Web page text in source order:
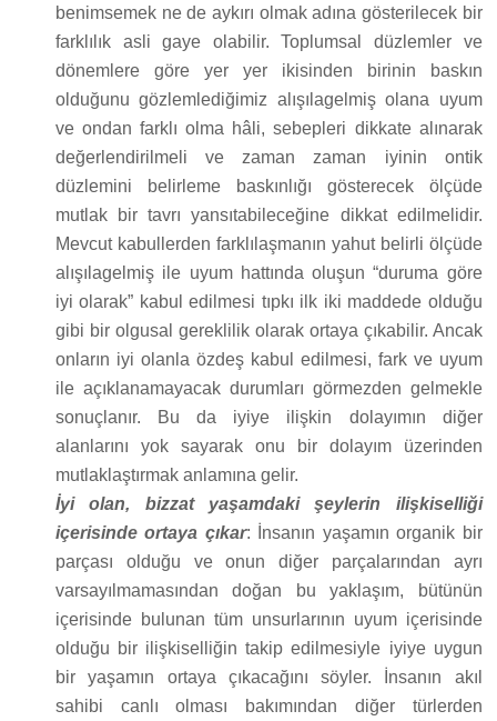
benimsemek ne de aykırı olmak adına gösterilecek bir
farklılık asli gaye olabilir. Toplumsal düzlemler ve
dönemlere göre yer yer ikisinden birinin baskın
olduğunu gözlemlediğimiz alışılagelmiş olana uyum
ve ondan farklı olma hâli, sebepleri dikkate alınarak
değerlendirilmeli ve zaman zaman iyinin ontik
düzlemini belirleme baskınlığı gösterecek ölçüde
mutlak bir tavrı yansıtabileceğine dikkat edilmelidir.
Mevcut kabullerden farklılaşmanın yahut belirli ölçüde
alışılagelmiş ile uyum hattında oluşun “duruma göre
iyi olarak” kabul edilmesi tıpkı ilk iki maddede olduğu
gibi bir olgusal gereklilik olarak ortaya çıkabilir. Ancak
onların iyi olanla özdeş kabul edilmesi, fark ve uyum
ile açıklanamayacak durumları görmezden gelmekle
sonuçlanır. Bu da iyiye ilişkin dolayımın diğer
alanlarını yok sayarak onu bir dolayım üzerinden
mutlaklaştırmak anlamına gelir.
İyi olan, bizzat yaşamdaki şeylerin ilişkiselliği
içerisinde ortaya çıkar: İnsanın yaşamın organik bir
parçası olduğu ve onun diğer parçalarından ayrı
varsayılmamasından doğan bu yaklaşım, bütünün
içerisinde bulunan tüm unsurlarının uyum içerisinde
olduğu bir ilişkiselliğin takip edilmesiyle iyiye uygun
bir yaşamın ortaya çıkacağını söyler. İnsanın akıl
sahibi canlı olması bakımından diğer türlerden